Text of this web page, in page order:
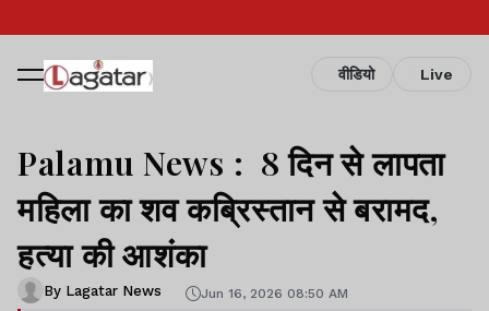
वीडियो Live
Palamu News : 8 दिन से लापता
महिला का शव कब्रिस्तान से बरामद,
हत्या की आशंका
By Lagatar News Jun 16, 2026 08:50 AM